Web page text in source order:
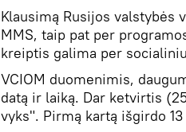
Klausimą Rusijos valstybės
MMS, taip pat per
kreiptis galima per
VCIOM duomenimis,
datą ir laiką. Dar ketvirtis
vyks". Pirmą kartą išgirdo